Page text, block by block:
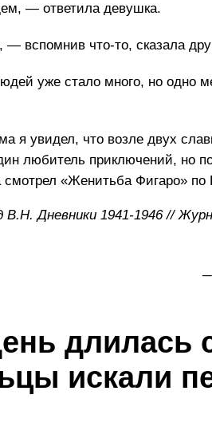
— ответила девушка.
вспомнив что-то, сказала
уже стало много, но одно
я увидел, что возле двух
любитель приключений, но
смотрел «Женитьба Фигаро»
В.Н. Дневники 1941-1946 //
длилась
искали